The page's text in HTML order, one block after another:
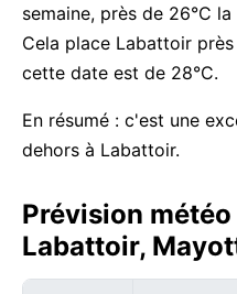
semaine, près de 26°C
Cela place Labattoir
cette date est de 28°C.
En résumé : c'est une
dehors à Labattoir.
Prévision
Labattoir,